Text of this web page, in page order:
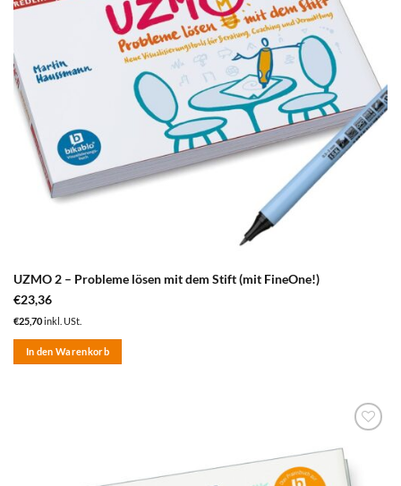
UZMO 2 – Probleme lösen mit dem Stift (mit FineOne!)
€23,36
€25,70inkl. USt.
In den Warenkorb
Merkzettel
hinzufügen